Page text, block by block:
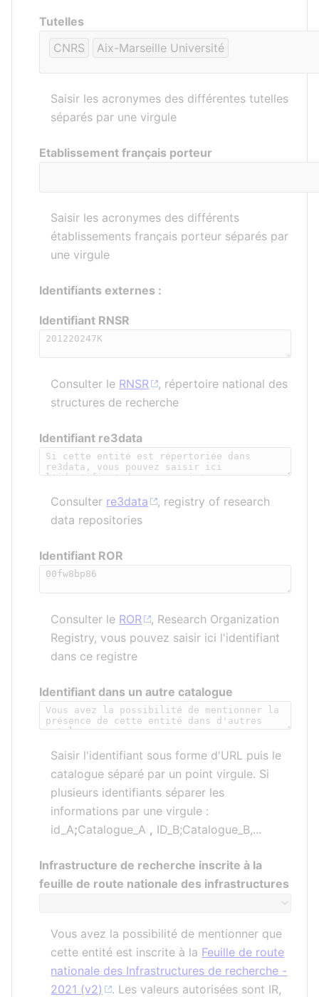
Tutelles
CNRS
Aix-Marseille Université
Saisir les acronymes des différentes tutelles
séparés par une virgule
Etablissement français porteur
Saisir les acronymes des différents
établissements français porteur séparés par
une virgule
Identifiants externes :
Identifiant RNSR
Consulter le RNSR
, répertoire national des
structures de recherche
Identifiant re3data
Consulter re3data
, registry of research
data repositories
Identifiant ROR
Consulter le ROR
, Research Organization
Registry, vous pouvez saisir ici l'identifiant
dans ce registre
Identifiant dans un autre catalogue
Saisir l'identifiant sous forme d'URL puis le
catalogue séparé par un point virgule. Si
plusieurs identifiants séparer les
informations par une virgule :
id_A;Catalogue_A , ID_B;Catalogue_B,...
Infrastructure de recherche inscrite à la
feuille de route nationale des infrastructures
Vous avez la possibilité de mentionner que
cette entité est inscrite à la Feuille de route
nationale des Infrastructures de recherche -
2021 (v2)
. Les valeurs autorisées sont IR,